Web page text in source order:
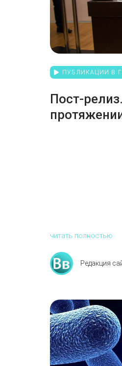
ПУБЛИКАЦИИ В
Пост-
читать полностью
Редакция